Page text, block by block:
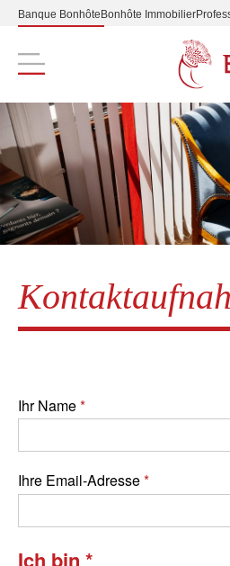
Banque Bonhôte Bonhôte Immobilier
Ihr Name
Ihre Email-Adresse
Ich bin